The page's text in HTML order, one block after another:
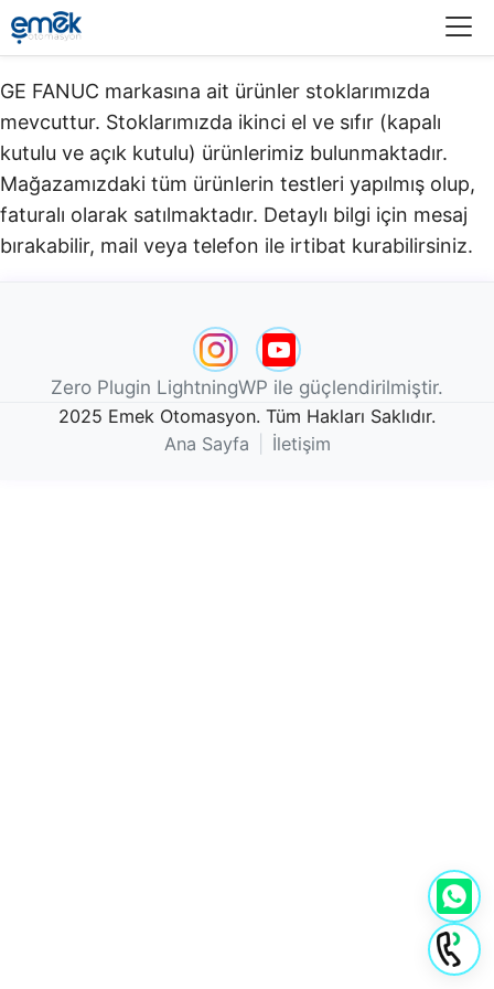
GE FANUC markasına ait ürünler stoklarımızda
mevcuttur. Stoklarımızda ikinci el ve sıfır (kapalı
kutulu ve açık kutulu) ürünlerimiz bulunmaktadır.​
Mağazamızdaki tüm ürünlerin testleri yapılmış olup,
faturalı olarak satılmaktadır. Detaylı bilgi için mesaj
bırakabilir, mail veya telefon ile irtibat kurabilirsiniz.
Zero Plugin LightningWP ile güçlendirilmiştir.
2025 Emek Otomasyon. Tüm Hakları Saklıdır.
Ana Sayfa
İletişim